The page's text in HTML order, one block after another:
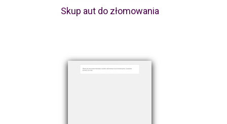
Skup aut do złomowania